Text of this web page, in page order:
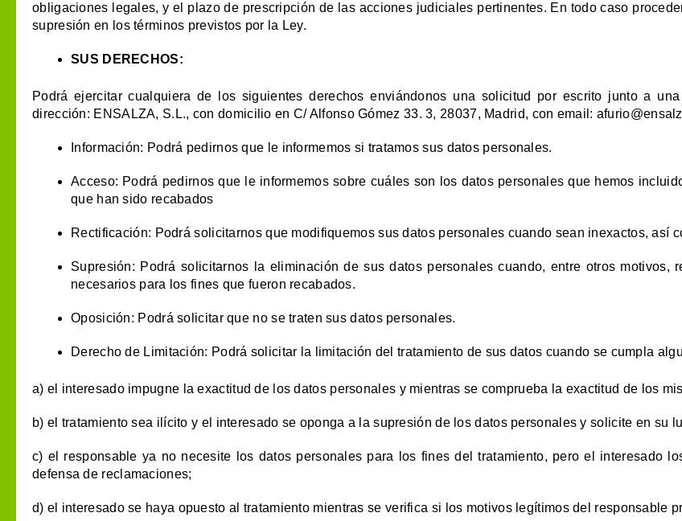
obligaciones legales, y el plazo de prescripción de las acciones judiciales pertinentes. En todo caso
supresión en los términos previstos por la Ley.
SUS DERECHOS:
Podrá ejercitar cualquiera de los siguientes derechos enviándonos una solicitud por escrito junto a
dirección: ENSALZA, S.L., con domicilio en C/ Alfonso Gómez 33. 3, 28037, Madrid, con email:
Información: Podrá pedirnos que le informemos si tratamos sus datos personales.
Acceso: Podrá pedirnos que le informemos sobre cuáles son los datos personales que hemos
que han sido recabados
Rectificación: Podrá solicitarnos que modifiquemos sus datos personales cuando sean inexactos, así
Supresión: Podrá solicitarnos la eliminación de sus datos personales cuando, entre otros motivos,
necesarios para los fines que fueron recabados.
Oposición: Podrá solicitar que no se traten sus datos personales.
Derecho de Limitación: Podrá solicitar la limitación del tratamiento de sus datos cuando se cumpla
a) el interesado impugne la exactitud de los datos personales y mientras se comprueba la exactitud de los
b) el tratamiento sea ilícito y el interesado se oponga a la supresión de los datos personales y solicite en su
c) el responsable ya no necesite los datos personales para los fines del tratamiento, pero el interesado
defensa de reclamaciones;
d) el interesado se haya opuesto al tratamiento mientras se verifica si los motivos legítimos del responsable